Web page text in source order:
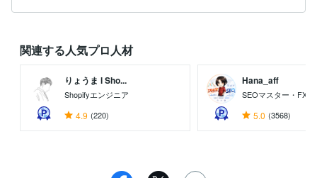
関連する人気プロ人材
りょうま l Sho...
Shopifyエンジニア
4.9 (220)
Hana_aff
SEOマスター・FX
5.0 (3568)